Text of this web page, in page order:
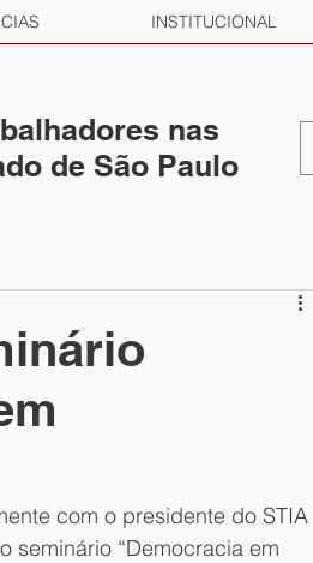
INSTITUCIONAL
nas
de São Paulo
com o presidente do STIA
seminário “Democracia em